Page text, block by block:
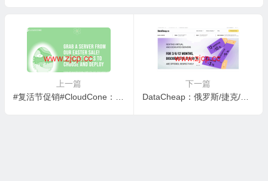
上一篇
#复活节促销#CloudCone：洛杉矶vps，2核/1GB/14G SSD/3TB@1Gbps带宽，$17/年起
下一篇
DataCheap：俄罗斯/捷克/荷兰vps，1核/1GB/10GB NVMe/5TB@1Gbps带宽，$2.1/月